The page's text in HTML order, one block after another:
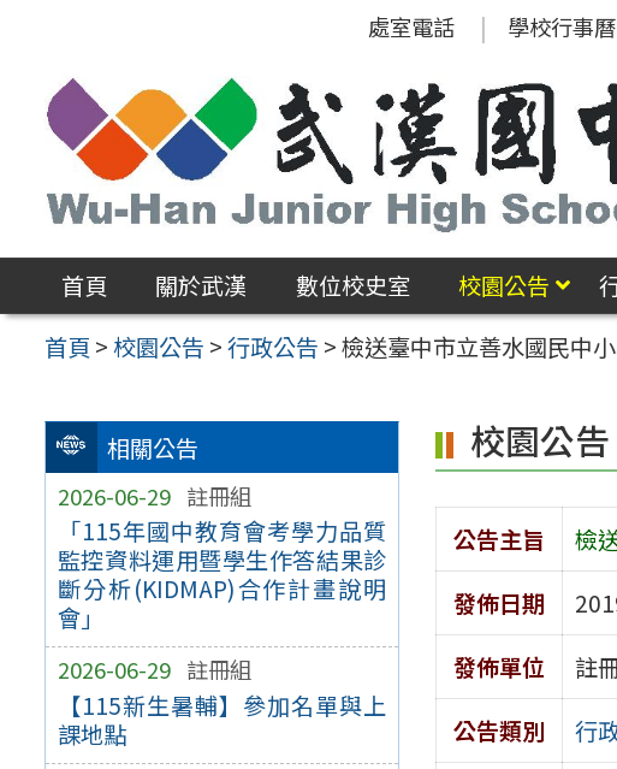
區
處室電話 學校行事曆
首頁 關於武漢 數位校史室 校園公告
首頁 >校園公告 >行政公告 >檢送臺中市立善水國民中
相關公告
2026-06-29 註冊組
「115年國中教育會考學力品質
監控資料運用暨學生作答結果診
斷分析(KIDMAP)合作計畫說明
會」
2026-06-29 註冊組
【115新生暑輔】參加名單與上
課地點
校園公告
公告主旨
檢
發佈日期
發佈單位
註
公告類別
行